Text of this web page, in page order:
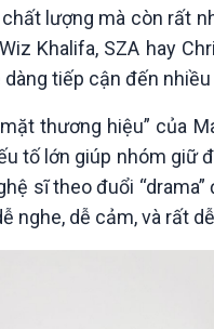
lượng mà còn rất
Khalifa, SZA hay
tiếp cận đến
thương hiệu” của
tố lớn giúp nhóm
sĩ theo đuổi
nghe, dễ cảm, và rất